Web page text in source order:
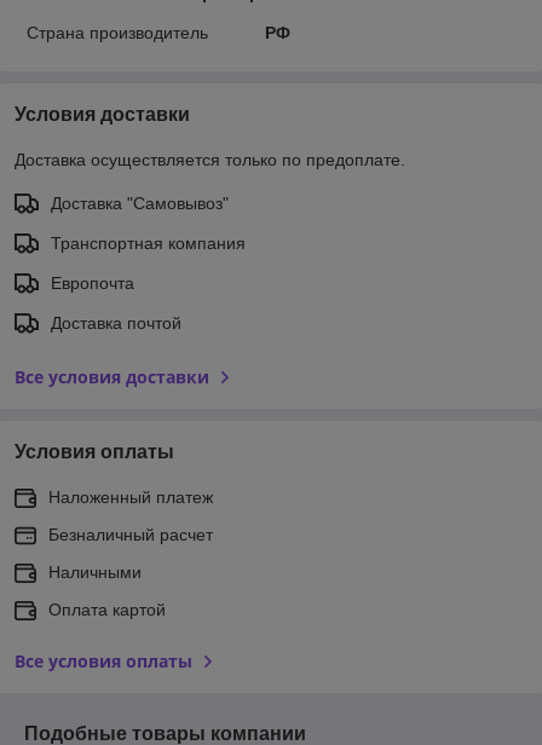
Страна производитель РФ
Условия доставки
Доставка осуществляется только по предоплате.
Доставка "Самовывоз"
Транспортная компания
Европочта
Доставка почтой
Все условия доставки
Условия оплаты
Наложенный платеж
Безналичный расчет
Наличными
Оплата картой
Все условия оплаты
Подобные товары компании